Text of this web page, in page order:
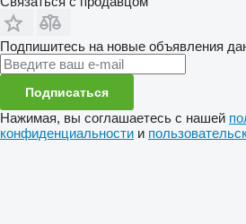
Подпишитесь на новые объявления
Подписаться
Нажимая, вы соглашаетесь с нашей
конфиденциальности и